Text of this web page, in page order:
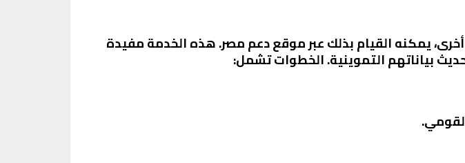
يمكنه القيام بذلك عبر موقع دعم مصر. هذه الخدمة مفيدة
بياناتهم التموينية. الخطوات تشمل: